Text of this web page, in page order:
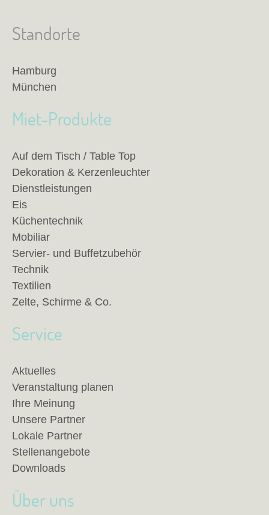
Standorte
Hamburg
München
Miet-Produkte
Auf dem Tisch / Table Top
Dekoration & Kerzenleuchter
Dienstleistungen
Eis
Küchentechnik
Mobiliar
Servier- und Buffetzubehör
Technik
Textilien
Zelte, Schirme & Co.
Service
Aktuelles
Veranstaltung planen
Ihre Meinung
Unsere Partner
Lokale Partner
Stellenangebote
Downloads
Über uns